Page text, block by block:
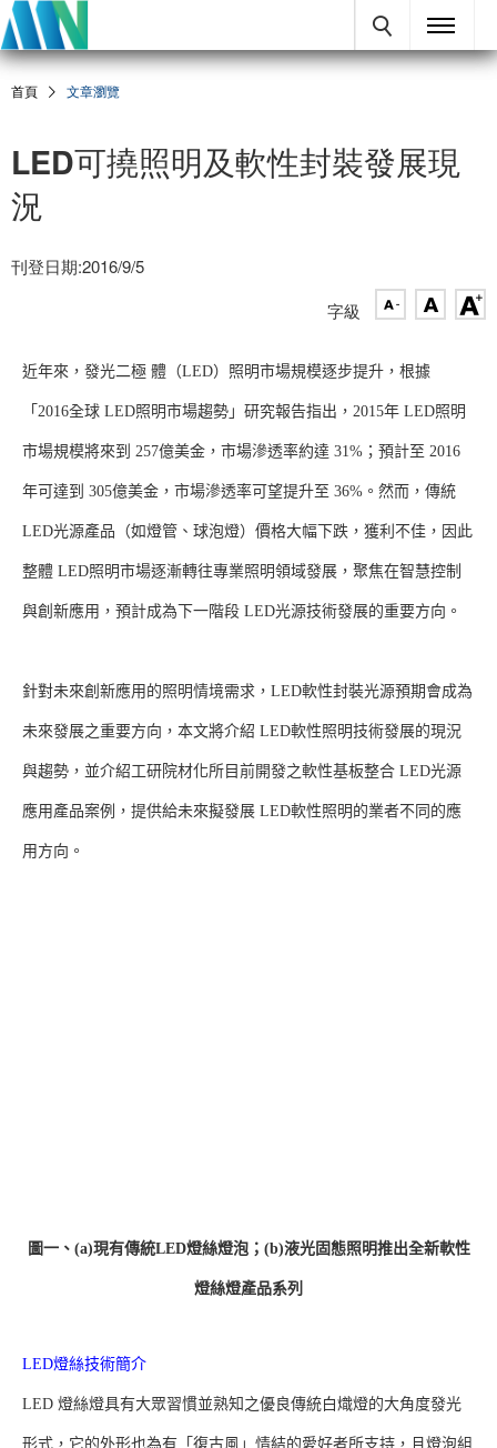
首頁 文章瀏覽
LED可撓照明及軟性封裝發展現
況
刊登日期:2016/9/5
字級
近年來，發光二極 體（LED）照明市場規模逐步提升，根據
「2016全球 LED照明市場趨勢」研究報告指出，2015年 LED照明
市場規模將來到 257億美金，市場滲透率約達 31%；預計至 2016
年可達到 305億美金，市場滲透率可望提升至 36%。然而，傳統
LED光源產品（如燈管、球泡燈）價格大幅下跌，獲利不佳，因此
整體 LED照明市場逐漸轉往專業照明領域發展，聚焦在智慧控制
與創新應用，預計成為下一階段 LED光源技術發展的重要方向。
針對未來創新應用的照明情境需求，LED軟性封裝光源預期會成為
未來發展之重要方向，本文將介紹 LED軟性照明技術發展的現況
與趨勢，並介紹工研院材化所目前開發之軟性基板整合 LED光源
應用產品案例，提供給未來擬發展 LED軟性照明的業者不同的應
用方向。
圖一、(a)現有傳統LED燈絲燈泡；(b)液光固態照明推出全新軟性
燈絲燈產品系列
LED燈絲技術簡介
LED 燈絲燈具有大眾習慣並熟知之優良傳統白熾燈的大角度發光
形式，它的外形也為有「復古風」情結的愛好者所支持，且燈泡組